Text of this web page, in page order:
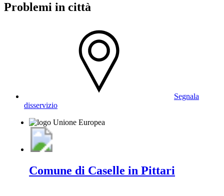
Problemi in città
Segnala
disservizio
Comune di Caselle in Pittari